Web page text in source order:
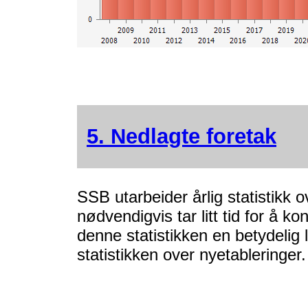
5. Nedlagte foretak
SSB utarbeider årlig statistikk
nødvendigvis tar litt tid for å
denne statistikken en
statistikken over nyetableringer.